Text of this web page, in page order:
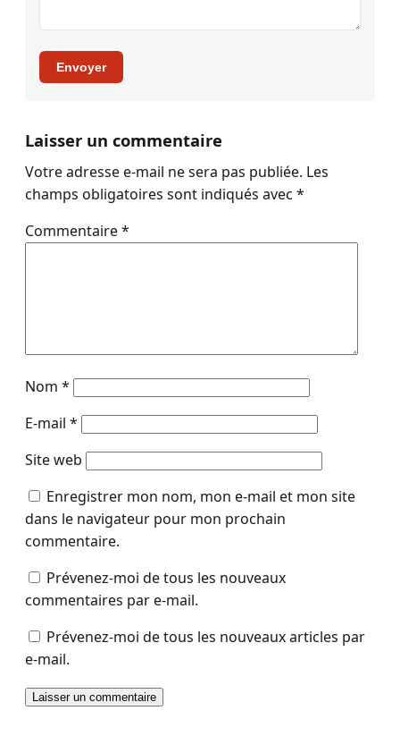
Envoyer
Laisser un commentaire
Votre adresse e-mail ne sera pas publiée. Les
champs obligatoires sont indiqués avec *
Commentaire*
Nom *
E-mail *
Site web
Enregistrer mon nom, mon e-mail et mon site
dans le navigateur pour mon prochain
commentaire.
Prévenez-moi de tous les nouveaux
commentaires par e-mail.
Prévenez-moi de tous les nouveaux articles par
e-mail.